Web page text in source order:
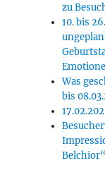
zu
10. bis
Was
bis